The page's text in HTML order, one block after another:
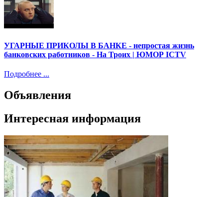
УГАРНЫЕ ПРИКОЛЫ В БАНКЕ - непростая жизнь
банковских работников - На Троих | ЮМОР ICTV
Подробнее ...
Объявления
Интересная информация